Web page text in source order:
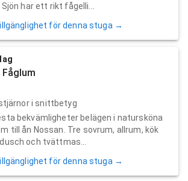
har ett rikt fågelli...
för denna stuga →
i snittbetyg
bekvämligheter belägen i natursköna
till ån Nossan. Tre sovrum, allrum, kök
och tvättmas...
för denna stuga →